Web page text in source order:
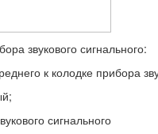
звукового сигнального:
к колодке прибора
сигнального